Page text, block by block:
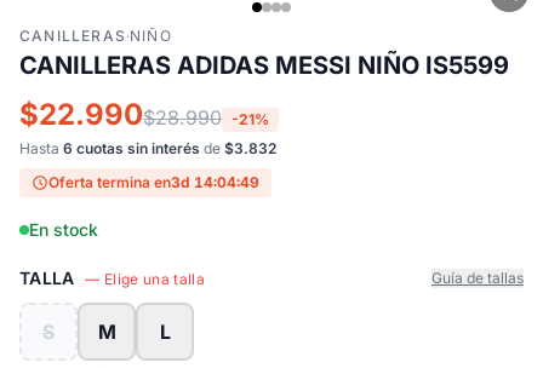
CANILLERAS ·NIÑO
CANILLERAS ADIDAS MESSI NIÑO IS5599
$22.990$28.990 -21%
Hasta 6 cuotas sin interés de $3.832
Oferta termina en3d 14:04:48
En stock
TALLA — Elige una talla Guía de tallas
S M L